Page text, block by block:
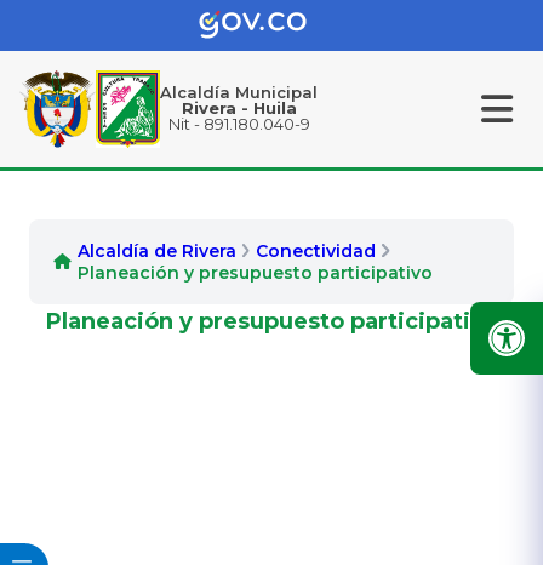
Alcaldía Municipal
Rivera - Huila
Nit - 891.180.040-9
Alcaldía de Rivera
Conectividad
Planeación y presupuesto participativo
Planeación y presupuesto participativo